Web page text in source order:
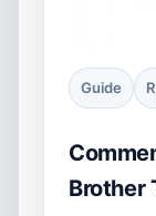
Guide
Brother